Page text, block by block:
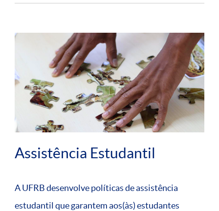
Assistência Estudantil
A UFRB desenvolve políticas de assistência
estudantil que garantem aos(às) estudantes